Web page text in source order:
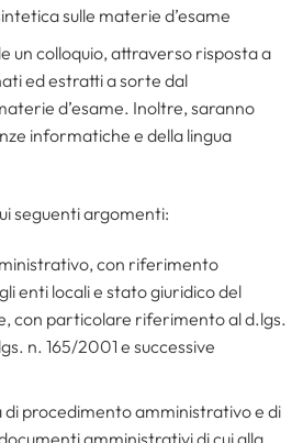
sulle materie d’esame
un colloquio, attraverso risposta a
ed estratti a sorte dal
d’esame. Inoltre, saranno
informatiche e della lingua
seguenti argomenti:
con riferimento
enti locali e stato giuridico del
con particolare riferimento al d.lgs.
n. 165/2001 e successive
di procedimento amministrativo e di